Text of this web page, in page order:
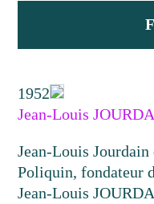
1952
Jean-Louis
Jean-Louis
Poliquin, fondateur
Jean-Louis